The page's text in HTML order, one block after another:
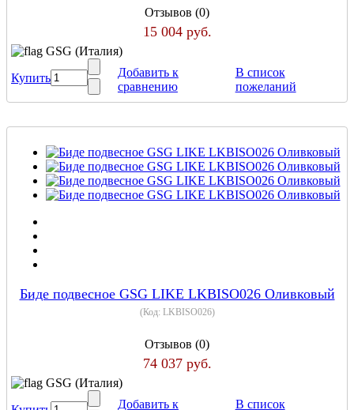
Отзывов (0)
15 004 руб.
GSG (Италия)
Купить
Добавить к
сравнению
В список
пожеланий
Биде подвесное GSG LIKE LKBISO026 Оливковый
(Код: LKBISO026)
Отзывов (0)
74 037 руб.
GSG (Италия)
Добавить к
В список